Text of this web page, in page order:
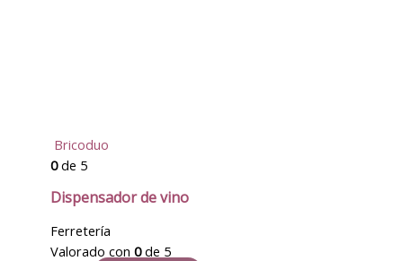
Bricoduo
0de 5
Dispensador de vino
Ferretería
Valorado con 0de 5